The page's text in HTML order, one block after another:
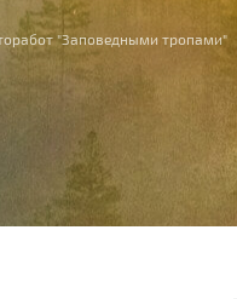
"Заповедными тропами"